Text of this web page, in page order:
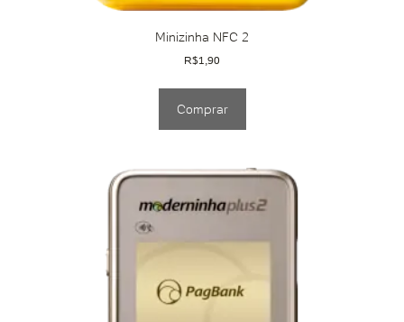
Minizinha NFC 2
R$1,90
Comprar